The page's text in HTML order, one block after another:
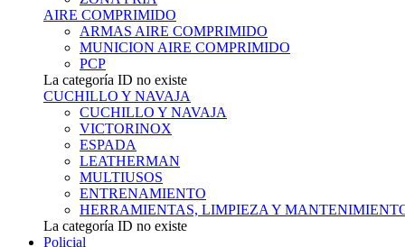
AIRE COMPRIMIDO
ARMAS AIRE COMPRIMIDO
MUNICION AIRE COMPRIMIDO
PCP
La categoría ID no existe
CUCHILLO Y NAVAJA
CUCHILLO Y NAVAJA
VICTORINOX
ESPADA
LEATHERMAN
MULTIUSOS
ENTRENAMIENTO
HERRAMIENTAS, LIMPIEZA Y
La categoría ID no existe
Policial